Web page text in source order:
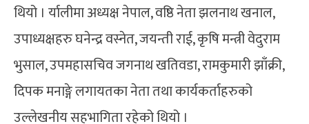
थियो । र्यालीमा अध्यक्ष नेपाल, वष्ठि नेता झलनाथ खनाल,
उपाध्यक्षहरु घनेन्द्र वस्नेत, जयन्ती राई, कृषि मन्त्री वेदुराम
भुसाल, उपमहासचिव जगनाथ खतिवडा, रामकुमारी झाँक्री,
दिपक मनाङ्गे लगायतका नेता तथा कार्यकर्ताहरुको
उल्लेखनीय सहभागिता रहेको थियो ।